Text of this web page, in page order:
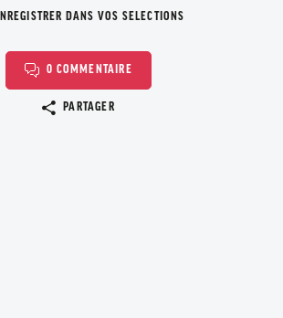
DANS VOS SELECTIONS
0 COMMENTAIRE
PARTAGER